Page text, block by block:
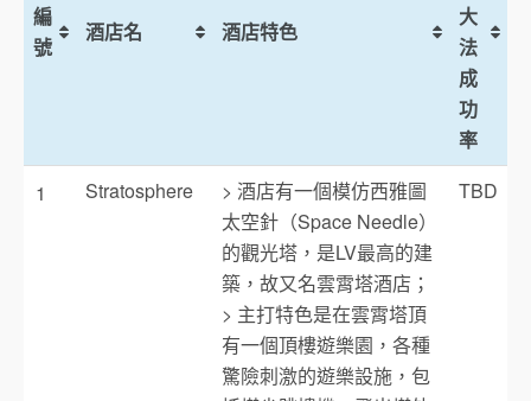
編
號
酒店名 酒店特色
大
法
成
功
率
1
Stratosphere
> 酒店有一個模仿西雅圖
太空針（Space Needle）
的觀光塔，是LV最高的建
築，故又名雲霄塔酒店；
> 主打特色是在雲霄塔頂
有一個頂樓遊樂園，各種
驚險刺激的遊樂設施，包
TBD